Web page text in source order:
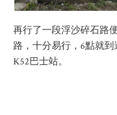
再行了一段浮沙碎石路
路，十分易行，6點就
K52巴士站。